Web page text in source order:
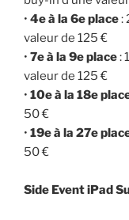
• 4e à la 6e place:
valeur de 125 €
• 7e à la 9e place:
valeur de 125 €
• 10e à la 18e
50 €
• 19e à la 27e
50 €
Side Event iPad